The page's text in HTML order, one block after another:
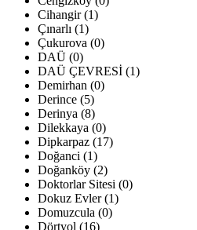
Cihangir (1)
Çınarlı (1)
Çukurova (0)
DAÜ (0)
DAÜ ÇEVRESİ (1)
Demirhan (0)
Derince (5)
Derinya (8)
Dilekkaya (0)
Dipkarpaz (17)
Doğanci (1)
Doğanköy (2)
Doktorlar Sitesi (0)
Dokuz Evler (1)
Domuzcula (0)
Dörtyol (16)